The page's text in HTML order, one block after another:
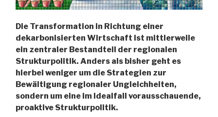
Die Transformation in Richtung einer
dekarbonisierten Wirtschaft ist mittlerweile
ein zentraler Bestandteil der regionalen
Strukturpolitik. Anders als bisher geht es
hierbei weniger um die Strategien zur
Bewältigung regionaler Ungleichheiten,
sondern um eine im Idealfall vorausschauende,
proaktive Strukturpolitik.